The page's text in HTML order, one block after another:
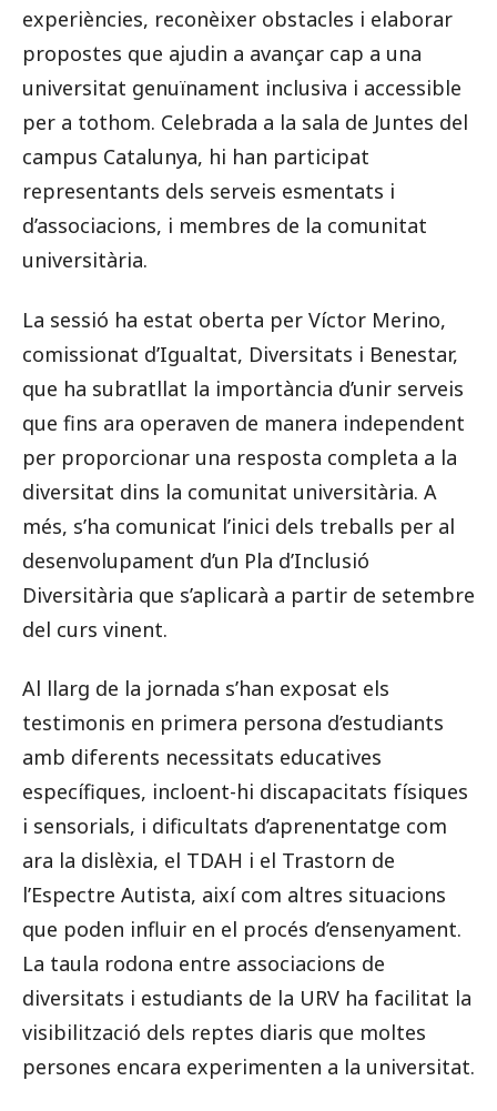
experiències, reconèixer obstacles i elaborar
propostes que ajudin a avançar cap a una
universitat genuïnament inclusiva i accessible
per a tothom. Celebrada a la sala de Juntes del
campus Catalunya, hi han participat
representants dels serveis esmentats i
d’associacions, i membres de la comunitat
universitària.
La sessió ha estat oberta per Víctor Merino,
comissionat d’Igualtat, Diversitats i Benestar,
que ha subratllat la importància d’unir serveis
que fins ara operaven de manera independent
per proporcionar una resposta completa a la
diversitat dins la comunitat universitària. A
més, s’ha comunicat l’inici dels treballs per al
desenvolupament d’un Pla d’Inclusió
Diversitària que s’aplicarà a partir de setembre
del curs vinent.
Al llarg de la jornada s’han exposat els
testimonis en primera persona d’estudiants
amb diferents necessitats educatives
específiques, incloent-hi discapacitats físiques
i sensorials, i dificultats d’aprenentatge com
ara la dislèxia, el TDAH i el Trastorn de
l’Espectre Autista, així com altres situacions
que poden influir en el procés d’ensenyament.
La taula rodona entre associacions de
diversitats i estudiants de la URV ha facilitat la
visibilització dels reptes diaris que moltes
persones encara experimenten a la universitat.